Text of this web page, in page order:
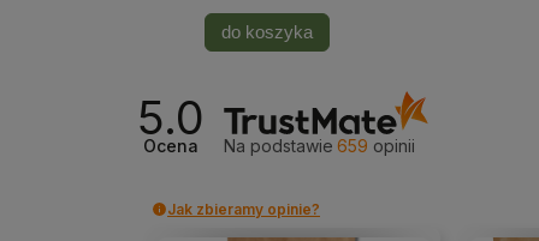
do koszyka
5.0
Ocena Na podstawie 659 opinii
Jak zbieramy opinie?